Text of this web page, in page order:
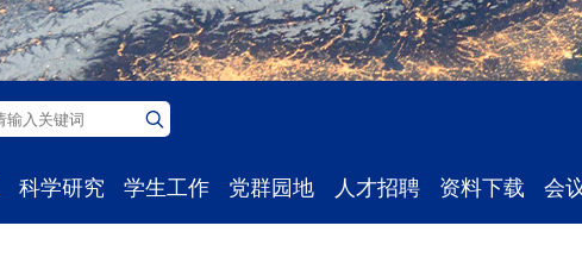
科学研究 学生工作 党群园地 人才招聘 资料下载 会